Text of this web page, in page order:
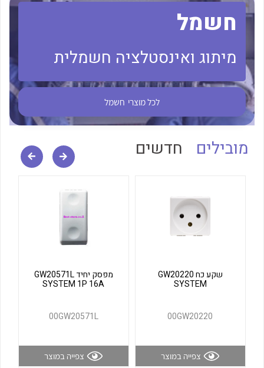
לכל מוצרי היצרן לכל מוצרי היצרן
לכל מוצרי היצרן
חשמל
מיתוג ואינסטלציה חשמלית
לכל מוצרי חשמל
מובילים חדשים
שקע כח GW20220
SYSTEM
00GW20220
צפייה במוצר
מפסק יחיד GW20571L
SYSTEM 1P 16A
00GW20571L
צפייה במוצר